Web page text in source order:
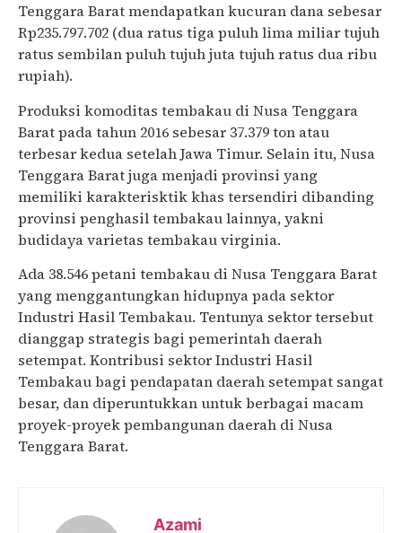
Tenggara Barat mendapatkan kucuran dana sebesar
Rp235.797.702 (dua ratus tiga puluh lima miliar tujuh
ratus sembilan puluh tujuh juta tujuh ratus dua ribu
rupiah).
Produksi komoditas tembakau di Nusa Tenggara
Barat pada tahun 2016 sebesar 37.379 ton atau
terbesar kedua setelah Jawa Timur. Selain itu, Nusa
Tenggara Barat juga menjadi provinsi yang
memiliki karakterisktik khas tersendiri dibanding
provinsi penghasil tembakau lainnya, yakni
budidaya varietas tembakau virginia.
Ada 38.546 petani tembakau di Nusa Tenggara Barat
yang menggantungkan hidupnya pada sektor
Industri Hasil Tembakau. Tentunya sektor tersebut
dianggap strategis bagi pemerintah daerah
setempat. Kontribusi sektor Industri Hasil
Tembakau bagi pendapatan daerah setempat sangat
besar, dan diperuntukkan untuk berbagai macam
proyek-proyek pembangunan daerah di Nusa
Tenggara Barat.
Azami